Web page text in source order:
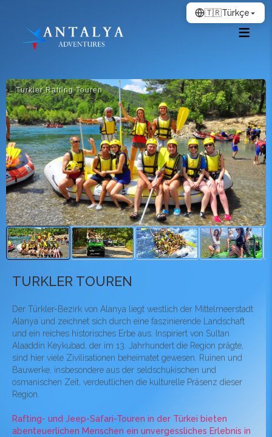
Turkler Rafting Touren
TURKLER TOUREN
Der Türkler-Bezirk von Alanya liegt westlich der Mittelmeerstadt
Alanya und zeichnet sich durch eine faszinierende Landschaft
und ein reiches historisches Erbe aus. Inspiriert von Sultan
Alaaddin Keykubad, der im 13. Jahrhundert die Region prägte,
sind hier viele Zivilisationen beheimatet gewesen. Ruinen und
Bauwerke, insbesondere aus der seldschukischen und
osmanischen Zeit, verdeutlichen die kulturelle Präsenz dieser
Region.
Rafting- und Jeep-Safari-Touren in der Türkei bieten
abenteuerlichen Menschen ein unvergessliches Erlebnis in
🇹🇷Türkçe